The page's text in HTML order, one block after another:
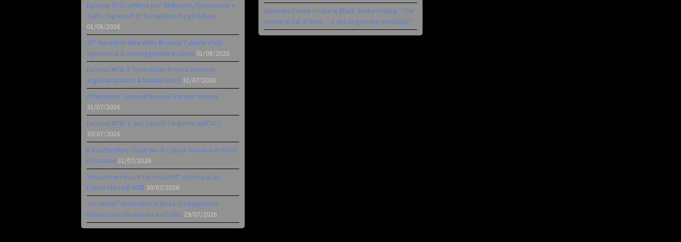
Europei XCO: vittorie per Ghibaudo, Grossmann e
Gallis. Signorelli 5^ la migliore tra gli italiani
01/08/2026
35ª Marathon Bike della Brianza: l’ultima sfida
agonistica di una leggendaria storia 01/08/2026
Europei MTB: il Team Relay firma il secondo
argento azzurro a Monteceneri 31/07/2026
Attenzione: Samara Maxwell sta per tornare
31/07/2026
Europei MTB: a Juri Zanotti l’argento nell’XCC
30/07/2026
Il 6 settembre l’esordio di Coppa Toscana della Gf
Pinocchio 31/07/2026
Situazione circuiti Contest360° dopo la Gran
Fondo Marradi MTB 30/07/2026
“Au revoir” Monselice in Rosa. Il campionato
italiano marathon passa a Gallio 29/07/2026
Eleonora Farina studia la Black Snake iridata: “Che
ricordi in Val di Sole… e ora sogno una medaglia”